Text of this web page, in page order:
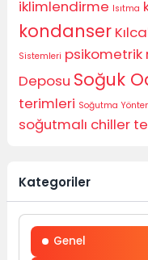
iklimlendirme Isıtma
kondanser
Sistemleri psikometrik
Deposu Soğuk
terimleri Soğutma
soğutmalı chiller
Kategoriler
Genel